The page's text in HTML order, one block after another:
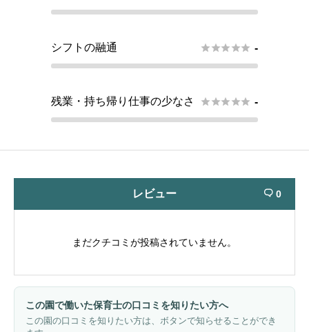
シフトの融通  -
残業・持ち帰り仕事の少なさ  -
レビュー  0
まだクチコミが投稿されていません。
この園で働いた保育士の口コミを知りたい方へ
この園の口コミを知りたい方は、ボタンで知らせることができ